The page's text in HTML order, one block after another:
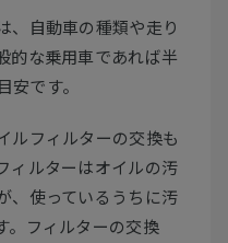
、自動車の種類や走り
的な乗用車であれば半
です。
ルフィルターの交換も
ィルターはオイルの汚
、使っているうちに汚
。フィルターの交換